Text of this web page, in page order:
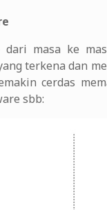
dari masa ke
terkena dan
cerdas
sbb: